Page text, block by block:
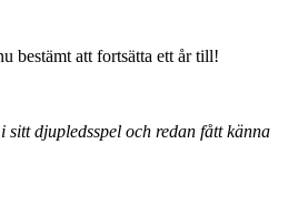
bestämt att fortsätta ett år till!
djupledsspel och redan fått känna